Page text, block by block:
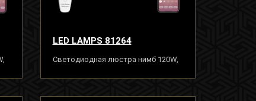
LED LAMPS 81264
Светодиодная люстра нимб 120W,